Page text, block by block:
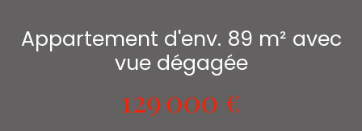
Appartement d'env. 89 m² avec
vue dégagée
129 000 €